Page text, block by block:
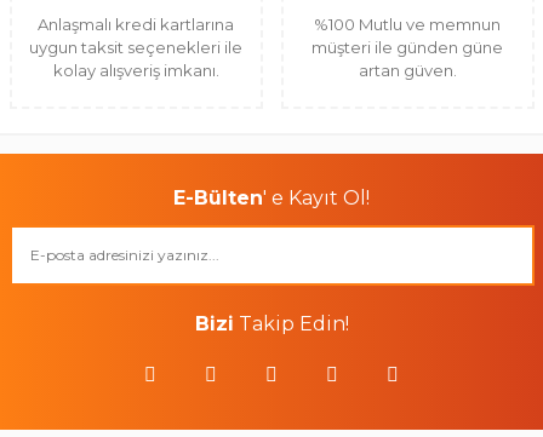
Anlaşmalı kredi kartlarına
uygun taksit seçenekleri ile
kolay alışveriş imkanı.
%100 Mutlu ve memnun
müşteri ile günden güne
artan güven.
E-Bülten' e Kayıt Ol!
Bizi Takip Edin!